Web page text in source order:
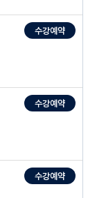
수강예약
수강예약
수강예약